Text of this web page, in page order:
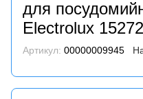
для
Electrolux
Артикул: 00000009945